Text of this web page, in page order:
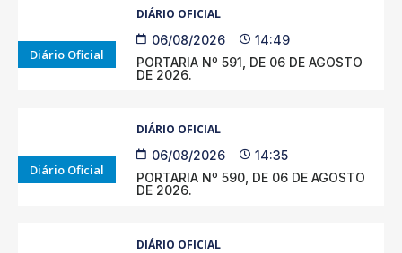
Diário Oficial
DIÁRIO OFICIAL
06/08/2026
14:49
PORTARIA Nº 591, DE 06 DE AGOSTO
DE 2026.
Diário Oficial
DIÁRIO OFICIAL
06/08/2026
14:35
PORTARIA Nº 590, DE 06 DE AGOSTO
DE 2026.
DIÁRIO OFICIAL